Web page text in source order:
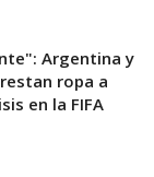
Argentina y
ropa a
en la FIFA